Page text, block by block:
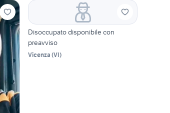
Disoccupato disponibile con
preavviso
Vicenza (VI)